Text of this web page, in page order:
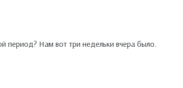
период? Нам вот три недельки вчера было.